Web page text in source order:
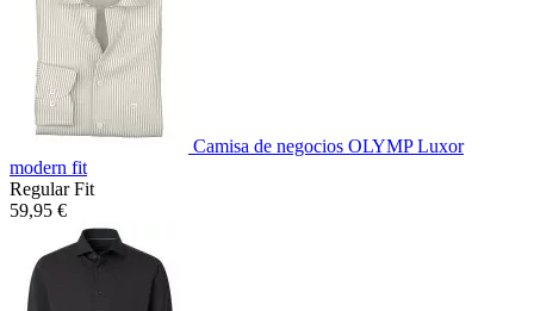
Camisa de negocios OLYMP Luxor
modern fit
Regular Fit
59,95 €